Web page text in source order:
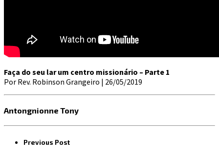
Faça do seu lar um centro missionário – Parte 1
Por Rev. Robinson Grangeiro | 26/05/2019
Antongnionne Tony
Previous Post